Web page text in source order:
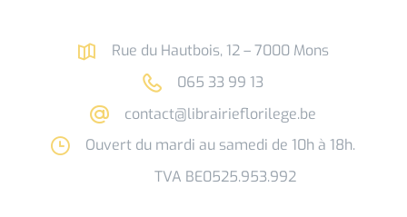
Rue du Hautbois, 12 – 7000 Mons
065 33 99 13
contact@librairieflorilege.be
Ouvert du mardi au samedi de 10h à 18h.
TVA BE0525.953.992